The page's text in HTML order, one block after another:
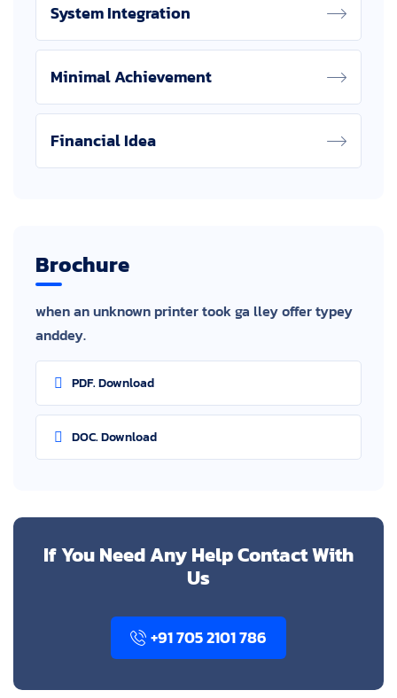
System Integration
Minimal Achievement
Financial Idea
Brochure
when an unknown printer took ga lley offer typey
anddey.
PDF. Download
DOC. Download
If You Need Any Help Contact With
Us
+91 705 2101 786